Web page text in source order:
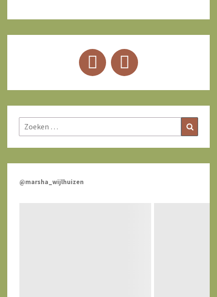
Zoeken
naar:
@marsha_wijlhuizen